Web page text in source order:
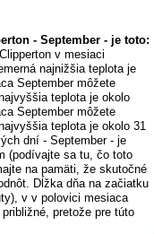
- September - je toto:
v mesiaci
najnižšia teplota je
September môžete
teplota je okolo
September môžete
teplota je okolo 31
dní - September - je
(podívajte sa tu, čo toto
na pamäti, že skutočné
Dĺžka dňa na začiatku
v v polovici mesiaca
pretože pre túto